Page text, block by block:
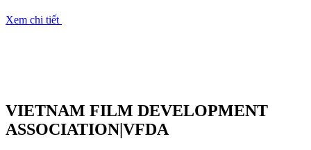
Xem chi tiết
VIETNAM FILM DEVELOPMENT
ASSOCIATION|VFDA